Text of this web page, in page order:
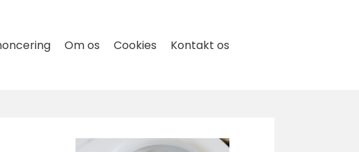
Om os Cookies Kontakt os